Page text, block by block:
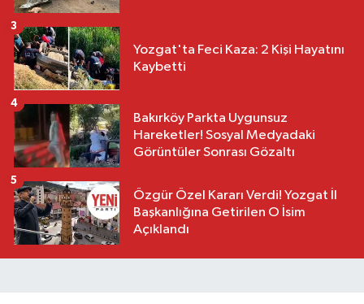
Yozgat'ta Feci Kaza: 2 Kişi Hayatını
Kaybetti
3
Bakırköy Parkta Uygunsuz
Hareketler! Sosyal Medyadaki
Görüntüler Sonrası Gözaltı
4
Özgür Özel Kararı Verdi! Yozgat İl
Başkanlığına Getirilen O İsim
Açıklandı
5